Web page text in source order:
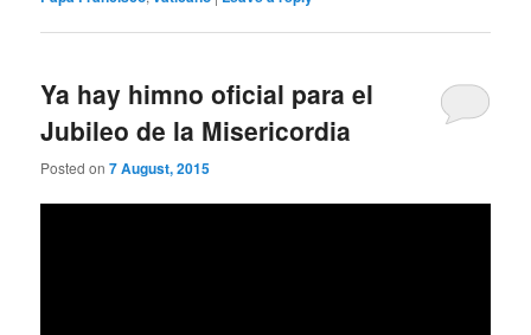
Ya hay himno oficial para el
Jubileo de la Misericordia
Posted on7 August, 2015